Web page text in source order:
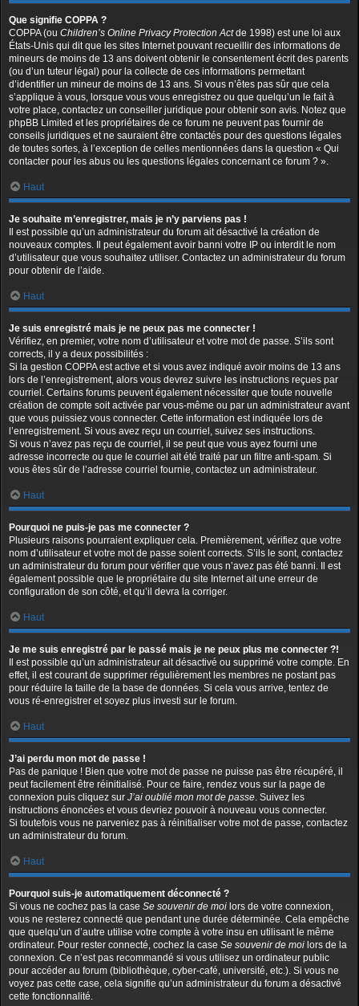
Que signifie COPPA ?
COPPA (ou Children’s Online Privacy Protection Actde 1998) est une loi aux
États-Unis qui dit que les sites Internet pouvant recueillir des informations de
mineurs de moins de 13 ans doivent obtenir le consentement écrit des parents
(ou d’un tuteur légal) pour la collecte de ces informations permettant
d’identifier un mineur de moins de 13 ans. Si vous n’êtes pas sûr que cela
s’applique à vous, lorsque vous vous enregistrez ou que quelqu’un le fait à
votre place, contactez un conseiller juridique pour obtenir son avis. Notez que
phpBB Limited et les propriétaires de ce forum ne peuvent pas fournir de
conseils juridiques et ne sauraient être contactés pour des questions légales
de toutes sortes, à l’exception de celles mentionnées dans la question « Qui
contacter pour les abus ou les questions légales concernant ce forum ? ».
Haut
Je souhaite m’enregistrer, mais je n’y parviens pas !
Il est possible qu’un administrateur du forum ait désactivé la création de
nouveaux comptes. Il peut également avoir banni votre IP ou interdit le nom
d’utilisateur que vous souhaitez utiliser. Contactez un administrateur du forum
pour obtenir de l’aide.
Haut
Je suis enregistré mais je ne peux pas me connecter !
Vérifiez, en premier, votre nom d’utilisateur et votre mot de passe. S’ils sont
corrects, il y a deux possibilités :
Si la gestion COPPA est active et si vous avez indiqué avoir moins de 13 ans
lors de l’enregistrement, alors vous devrez suivre les instructions reçues par
courriel. Certains forums peuvent également nécessiter que toute nouvelle
création de compte soit activée par vous-même ou par un administrateur avant
que vous puissiez vous connecter. Cette information est indiquée lors de
l’enregistrement. Si vous avez reçu un courriel, suivez ses instructions.
Si vous n’avez pas reçu de courriel, il se peut que vous ayez fourni une
adresse incorrecte ou que le courriel ait été traité par un filtre anti-spam. Si
vous êtes sûr de l’adresse courriel fournie, contactez un administrateur.
Haut
Pourquoi ne puis-je pas me connecter ?
Plusieurs raisons pourraient expliquer cela. Premièrement, vérifiez que votre
nom d’utilisateur et votre mot de passe soient corrects. S’ils le sont, contactez
un administrateur du forum pour vérifier que vous n’avez pas été banni. Il est
également possible que le propriétaire du site Internet ait une erreur de
configuration de son côté, et qu’il devra la corriger.
Haut
Je me suis enregistré par le passé mais je ne peux plus me connecter ?!
Il est possible qu’un administrateur ait désactivé ou supprimé votre compte. En
effet, il est courant de supprimer régulièrement les membres ne postant pas
pour réduire la taille de la base de données. Si cela vous arrive, tentez de
vous ré-enregistrer et soyez plus investi sur le forum.
Haut
J’ai perdu mon mot de passe !
Pas de panique ! Bien que votre mot de passe ne puisse pas être récupéré, il
peut facilement être réinitialisé. Pour ce faire, rendez vous sur la page de
connexion puis cliquez sur J’ai oublié mon mot de passe. Suivez les
instructions énoncées et vous devriez pouvoir à nouveau vous connecter.
Si toutefois vous ne parveniez pas à réinitialiser votre mot de passe, contactez
un administrateur du forum.
Haut
Pourquoi suis-je automatiquement déconnecté ?
Si vous ne cochez pas la case Se souvenir de moi lors de votre connexion,
vous ne resterez connecté que pendant une durée déterminée. Cela empêche
que quelqu’un d’autre utilise votre compte à votre insu en utilisant le même
ordinateur. Pour rester connecté, cochez la case Se souvenir de moi lors de la
connexion. Ce n’est pas recommandé si vous utilisez un ordinateur public
pour accéder au forum (bibliothèque, cyber-café, université, etc.). Si vous ne
voyez pas cette case, cela signifie qu’un administrateur du forum a désactivé
cette fonctionnalité.